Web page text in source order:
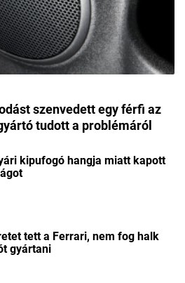
szenvedett egy férfi az
tudott a problémáról
kipufogó hangja miatt kapott
tett a Ferrari, nem fog halk
gyártani